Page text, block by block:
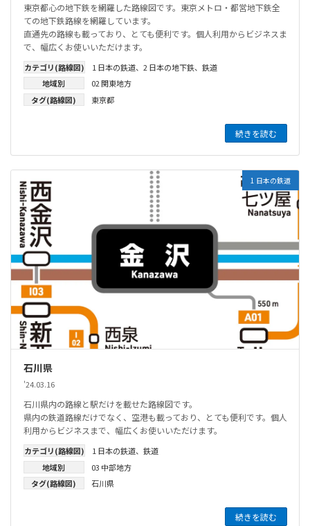
東京都心の地下鉄を網羅した路線図です。東京メトロ・都営地下鉄全
ての地下鉄路線を網羅しています。
直通先の路線も載っており、とても便利です。個人利用からビジネスま
で、幅広くお使いいただけます。
カテゴリ(路線図) 1 日本の鉄道、 2 日本の地下鉄、 鉄道
地域別
02 関東地方
タグ(路線図)
東京都
続きを読む
1 日本の鉄道
石川県
'24.03.16
石川県内の路線と駅だけを載せた路線図です。
県内の鉄道路線だけでなく、空港も載っており、とても便利です。個人
利用からビジネスまで、幅広くお使いいただけます。
カテゴリ(路線図) 1 日本の鉄道、 鉄道
地域別
03 中部地方
タグ(路線図)
石川県
続きを読む